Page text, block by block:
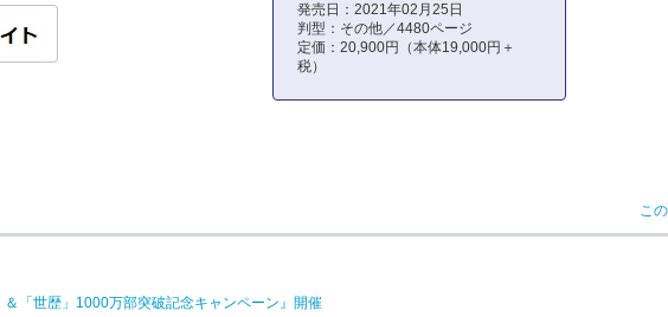
発売日：2021年02月25日
判型：その他／4480ページ
定価：20,900円（本体19,000円＋
税）
こ
＆「世歴」1000万部突破記念キャンペーン』開催